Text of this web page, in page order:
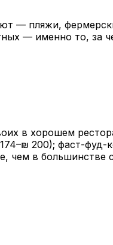
— пляжи,
— именно то, за
в хорошем
200); фаст-фуд-
чем в большинстве